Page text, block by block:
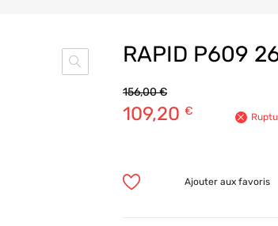
RAPID P609
156,00€
109,20 €
Ajouter aux favoris